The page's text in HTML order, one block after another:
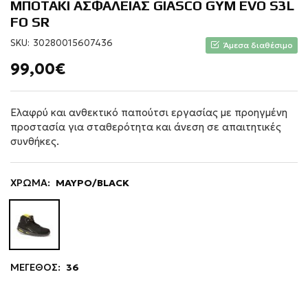
ΜΠΟΤΑΚΙ ΑΣΦΑΛΕΙΑΣ GIASCO GYM EVO S3L
FO SR
SKU: 30280015607436 Άμεσα διαθέσιμο
99,00€
Ελαφρύ και ανθεκτικό παπούτσι εργασίας με προηγμένη
προστασία για σταθερότητα και άνεση σε απαιτητικές
συνθήκες.
ΧΡΩΜΑ: ΜΑΥΡΟ/BLACK
ΜΕΓΕΘΟΣ: 36